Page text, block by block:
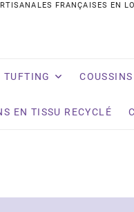
FRANÇAISES EN
TUFTING COUSSINS
EN TISSU RECYCLÉ